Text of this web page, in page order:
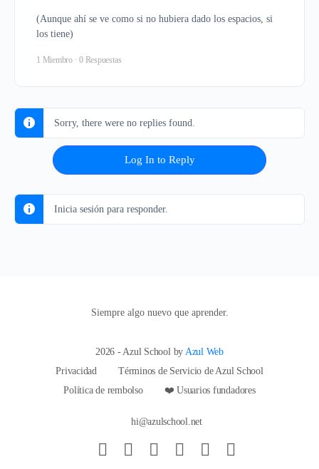
(Aunque ahí se ve como si no hubiera dado los espacios, si
los tiene)
1 Miembro · 0 Respuestas
Sorry, there were no replies found.
Log In to Reply
Inicia sesión para responder.
Siempre algo nuevo que aprender.
2026 - Azul School by Azul Web
Privacidad
Términos de Servicio de Azul School
Política de rembolso
❤️ Usuarios fundadores
hi@azulschool.net